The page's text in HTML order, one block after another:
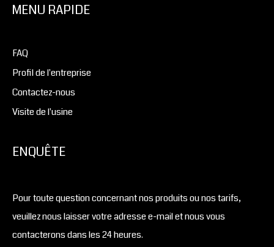
MENU RAPIDE
FAQ
Profil de l'entreprise
Contactez-nous
Visite de l'usine
ENQUÊTE
Pour toute question concernant nos produits ou nos tarifs,
veuillez nous laisser votre adresse e-mail et nous vous
contacterons dans les 24 heures.